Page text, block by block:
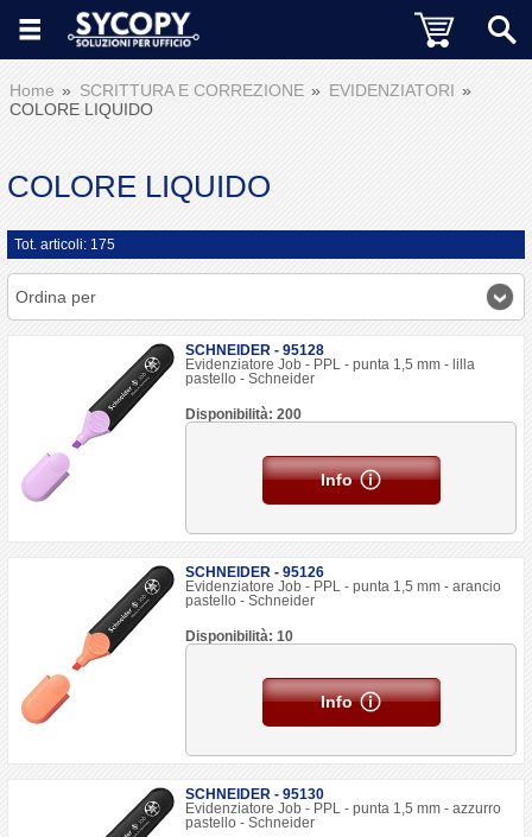
Home SCRITTURA E CORREZIONE
EVIDENZIATORI
COLORE LIQUIDO
COLORE LIQUIDO
Tot. articoli: 175
Ordina per
SCHNEIDER - 95128
Evidenziatore Job - PPL - punta 1,5 mm - lilla
pastello - Schneider
Disponibilità: 200
Info
SCHNEIDER - 95126
Evidenziatore Job - PPL - punta 1,5 mm - arancio
pastello - Schneider
Disponibilità: 10
Info
SCHNEIDER - 95130
Evidenziatore Job - PPL - punta 1,5 mm - azzurro
pastello - Schneider